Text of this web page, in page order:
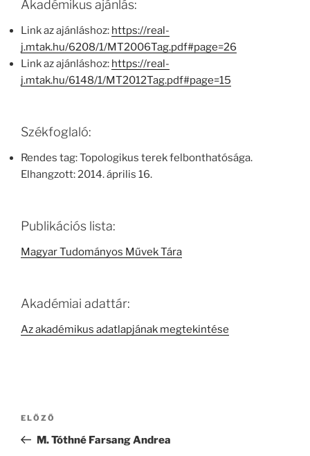
Akadémikus ajánlás:
Link az ajánláshoz: https://real-
j.mtak.hu/6208/1/MT2006Tag.pdf#page=26
Link az ajánláshoz: https://real-
j.mtak.hu/6148/1/MT2012Tag.pdf#page=15
Székfoglaló:
Rendes tag: Topologikus terek felbonthatósága.
Elhangzott: 2014. április 16.
Publikációs lista:
Magyar Tudományos Művek Tára
Akadémiai adattár:
Az akadémikus adatlapjának megtekintése
Bejegyzés
Korábbi
bejegyzés
ELŐZŐ
M. Tóthné Farsang Andrea